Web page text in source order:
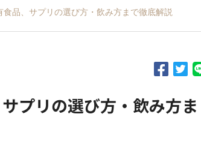
品、サプリの選び方・飲み方まで徹底解説
プリの選び方・飲み方ま